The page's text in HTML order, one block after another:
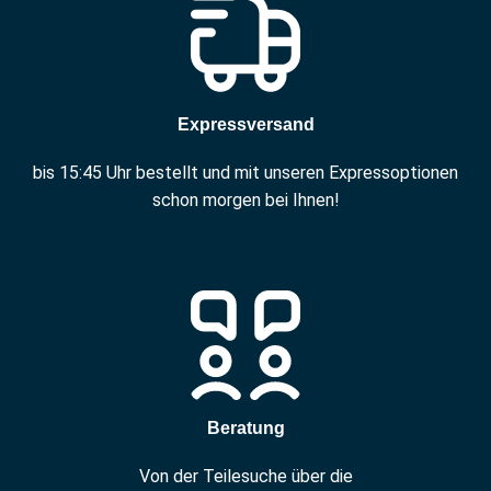
Expressversand
bis 15:45 Uhr bestellt und mit unseren Expressoptionen
schon morgen bei Ihnen!
Beratung
Von der Teilesuche über die